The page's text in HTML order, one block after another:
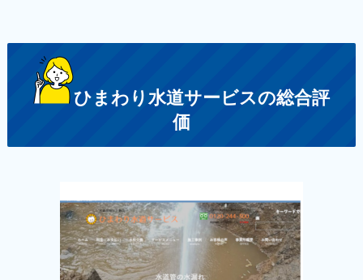
ひまわり水道サービスの総合評
価